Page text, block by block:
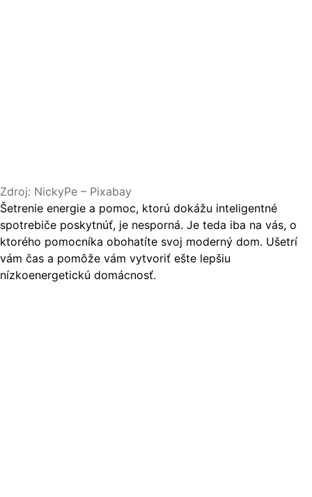
Zdroj: NickyPe – Pixabay
Šetrenie energie a pomoc, ktorú dokážu inteligentné
spotrebiče poskytnúť, je nesporná. Je teda iba na vás, o
ktorého pomocníka obohatíte svoj moderný dom. Ušetrí
vám čas a pomôže vám vytvoriť ešte lepšiu
nízkoenergetickú domácnosť.